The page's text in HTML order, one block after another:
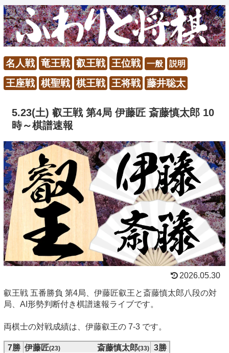
名人戦 竜王戦 叡王戦 王位戦 一般 説明
王座戦 棋聖戦 棋王戦 王将戦 藤井聡太
5.23(土) 叡王戦 第4局 伊藤匠 斎藤慎太郎 10
時～棋譜速報
2026.05.30
叡王戦 五番勝負 第4局、伊藤匠叡王と斎藤慎太郎八段の対
局、AI形勢判断付き棋譜速報ライブです。
両棋士の対戦成績は、伊藤叡王の 7-3 です。
7勝 伊藤匠(23) 斎藤慎太郎(33)
3勝